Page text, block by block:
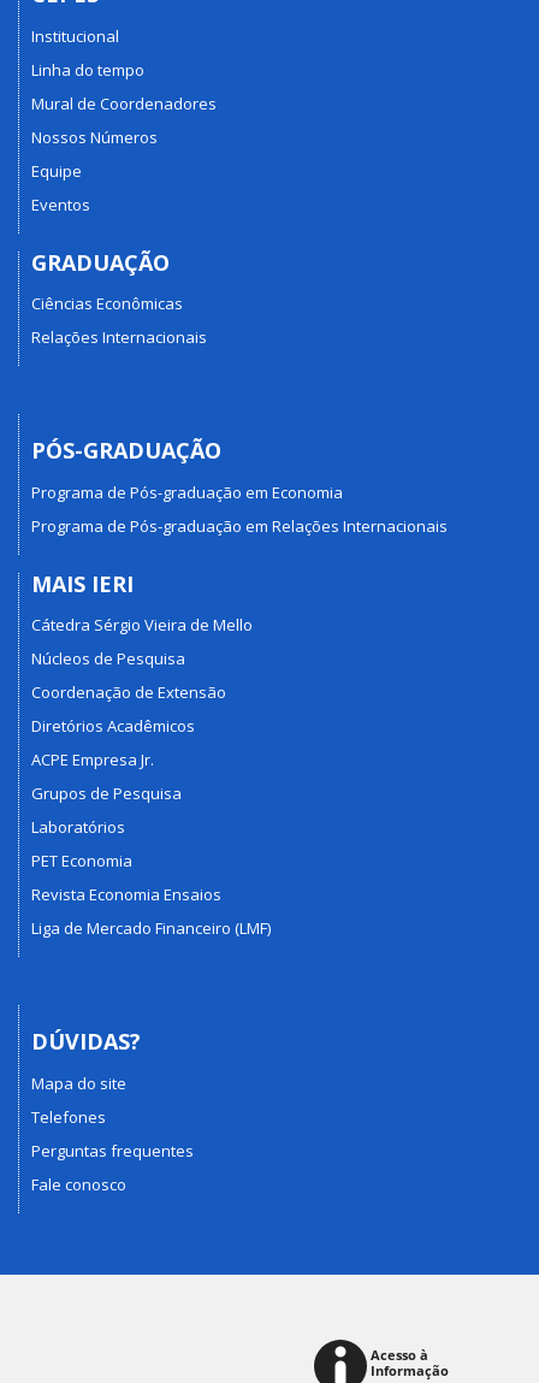
Institucional
Linha do tempo
Mural de Coordenadores
Nossos Números
Equipe
Eventos
GRADUAÇÃO
Ciências Econômicas
Relações Internacionais
PÓS-GRADUAÇÃO
Programa de Pós-graduação em Economia
Programa de Pós-graduação em Relações Internacionais
MAIS IERI
Cátedra Sérgio Vieira de Mello
Núcleos de Pesquisa
Coordenação de Extensão
Diretórios Acadêmicos
ACPE Empresa Jr.
Grupos de Pesquisa
Laboratórios
PET Economia
Revista Economia Ensaios
Liga de Mercado Financeiro (LMF)
DÚVIDAS?
Mapa do site
Telefones
Perguntas frequentes
Fale conosco